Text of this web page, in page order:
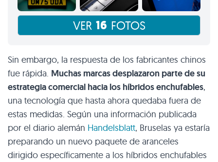
VER 16 FOTOS
Sin embargo, la respuesta de los fabricantes chinos
fue rápida. Muchas marcas desplazaron parte de su
estrategia comercial hacia los híbridos enchufables,
una tecnología que hasta ahora quedaba fuera de
estas medidas. Según una información publicada
por el diario alemán Handelsblatt, Bruselas ya estaría
preparando un nuevo paquete de aranceles
dirigido específicamente a los híbridos enchufables